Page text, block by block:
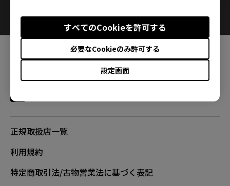
設定画面
必要なCookieのみ許可する
すべてのCookieを許可する
FOLLOW
正規取扱店一覧
利用規約
特定商取引法/古物営業法に基づく表記